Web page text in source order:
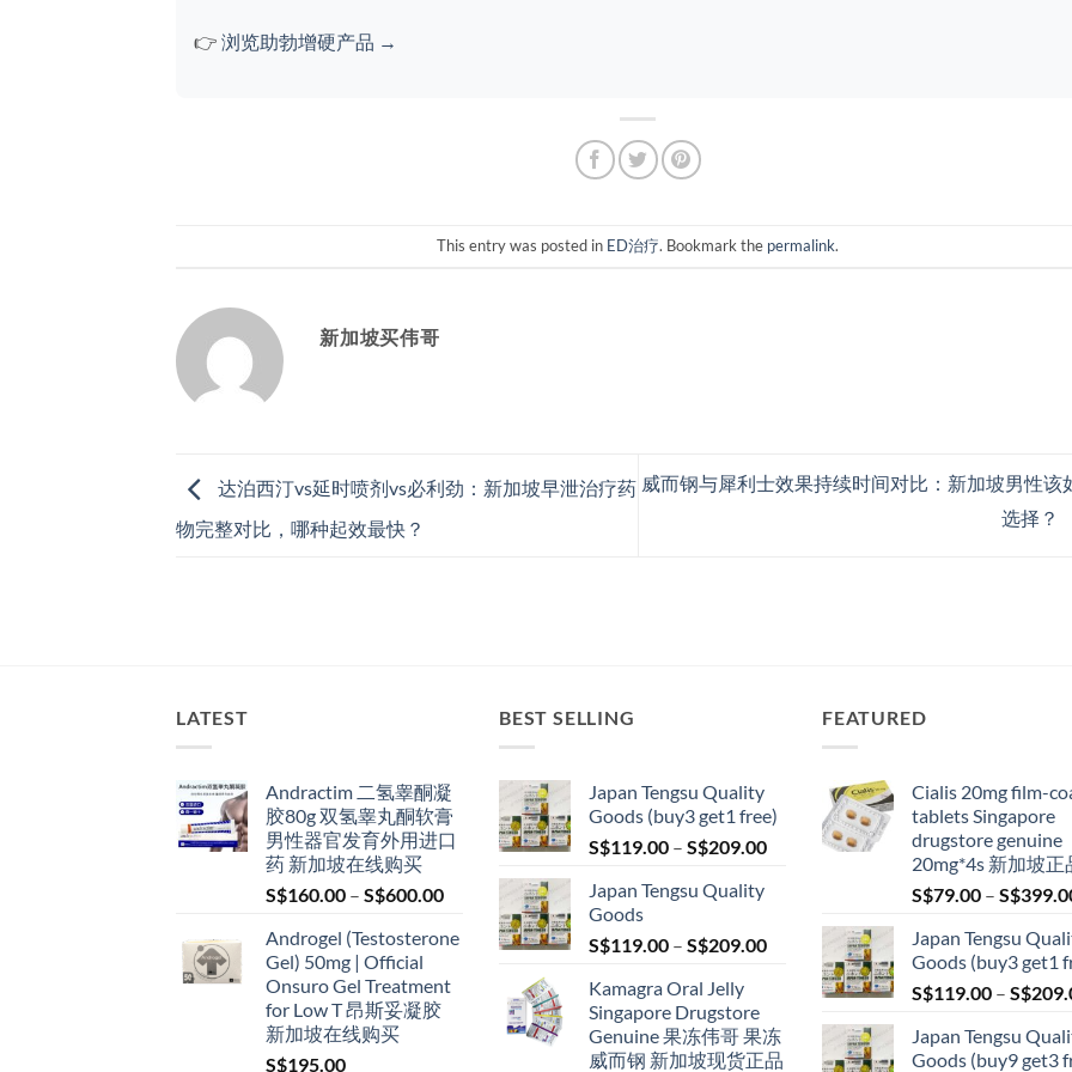
👉 浏览助勃增硬产品 →
This entry was posted in ED治疗. Bookmark the permalink.
新加坡买伟哥
达泊西汀vs延时喷剂vs必利劲：新加坡早泄治疗药
物完整对比，哪种起效最快？
威而钢与犀利士效果持续时间对比：新加坡男性该
选择？
LATEST
Andractim 二氢睾酮凝
胶80g 双氢睾丸酮软膏
男性器官发育外用进口
药 新加坡在线购买
S$160.00 – S$600.00Price
S$160.00
S$600.00
Androgel (Testosterone
Gel) 50mg | Official
Onsuro Gel Treatment
for Low T 昂斯妥凝胶
新加坡在线购买
S$195.00
BEST SELLING
Japan Tengsu Quality
Goods (buy3 get1 free)
S$119.00 – S$209.00Price
S$209.00
Japan Tengsu Quality
Goods
S$119.00 – S$209.00Price
S$119.00
S$209.00
Kamagra Oral Jelly
Singapore Drugstore
Genuine 果冻伟哥 果冻
威而钢 新加坡现货正品
FEATURED
Cialis 20mg film-
tablets Singapore
drugstore genuine
20mg*4s 新加坡正
S$79.00 – S$
Japan Tengsu
Goods (buy3 get1
S$119.00 – S$
Japan Tengsu
Goods (buy9 get3